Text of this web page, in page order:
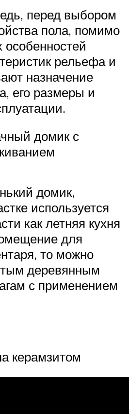
перед выбором
пола, помимо
особенностей
рельефа и
назначение
его размеры и
домик с
домик,
используется
как летняя кухня
для
то можно
деревянным
с применением
керамзитом